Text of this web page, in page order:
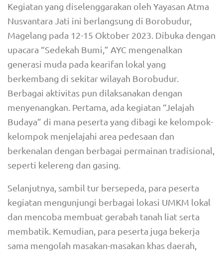
Kegiatan yang diselenggarakan oleh Yayasan Atma
Nusvantara Jati ini berlangsung di Borobudur,
Magelang pada 12-15 Oktober 2023. Dibuka dengan
upacara “Sedekah Bumi,” AYC mengenalkan
generasi muda pada kearifan lokal yang
berkembang di sekitar wilayah Borobudur.
Berbagai aktivitas pun dilaksanakan dengan
menyenangkan. Pertama, ada kegiatan “Jelajah
Budaya” di mana peserta yang dibagi ke kelompok-
kelompok menjelajahi area pedesaan dan
berkenalan dengan berbagai permainan tradisional,
seperti kelereng dan gasing.
Selanjutnya, sambil tur bersepeda, para peserta
kegiatan mengunjungi berbagai lokasi UMKM lokal
dan mencoba membuat gerabah tanah liat serta
membatik. Kemudian, para peserta juga bekerja
sama mengolah masakan-masakan khas daerah,